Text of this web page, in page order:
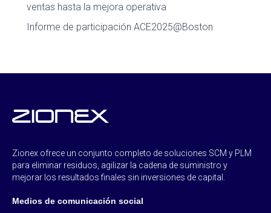
ventas hasta la mejora operativa
Informe de participación ACE2025@Boston
Zionex ofrece un conjunto completo de soluciones SCM y PLM
para eliminar residuos, agilizar la cadena de suministro y
mejorar los resultados finales sin inversiones de capital.
Medios de comunicación social